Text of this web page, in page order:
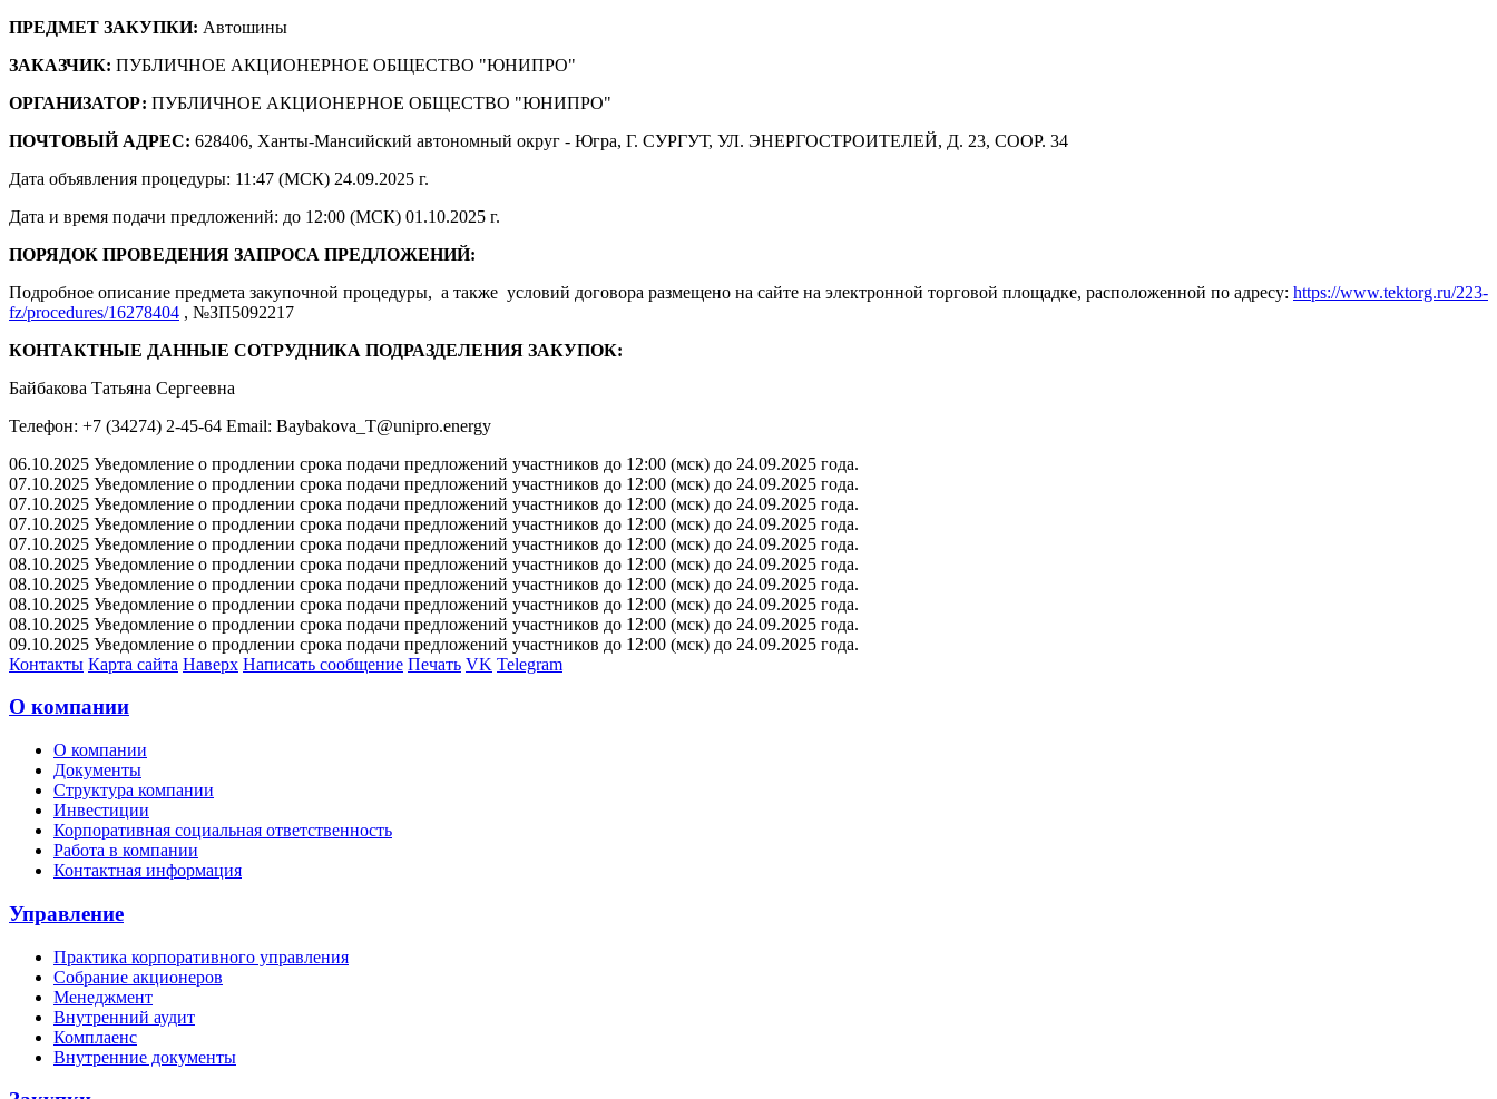
ПРЕДМЕТ ЗАКУПКИ: Автошины
ЗАКАЗЧИК: ПУБЛИЧНОЕ АКЦИОНЕРНОЕ ОБЩЕСТВО "ЮНИПРО"
ОРГАНИЗАТОР: ПУБЛИЧНОЕ АКЦИОНЕРНОЕ ОБЩЕСТВО "ЮНИПРО"
ПОЧТОВЫЙ АДРЕС: 628406, Ханты-Мансийский автономный округ - Югра, Г. СУРГУТ, УЛ. ЭНЕРГОСТРОИТЕЛЕЙ, Д. 23, СООР. 34
Дата объявления процедуры: 11:47 (МСК) 24.09.2025 г.
Дата и время подачи предложений: до 12:00 (МСК) 01.10.2025 г.
ПОРЯДОК ПРОВЕДЕНИЯ ЗАПРОСА ПРЕДЛОЖЕНИЙ:
Подробное описание предмета закупочной процедуры, а также условий договора размещено на сайте на электронной торговой площадке, расположенной по адресу: https://www.tektorg.ru/223-
fz/procedures/16278404 , №ЗП5092217
КОНТАКТНЫЕ ДАННЫЕ СОТРУДНИКА ПОДРАЗДЕЛЕНИЯ ЗАКУПОК:
Байбакова Татьяна Сергеевна
Телефон: +7 (34274) 2-45-64 Email: Baybakova_T@unipro.energy
06.10.2025 Уведомление о продлении срока подачи предложений участников до 12:00 (мск) до 24.09.2025 года.
07.10.2025 Уведомление о продлении срока подачи предложений участников до 12:00 (мск) до 24.09.2025 года.
07.10.2025 Уведомление о продлении срока подачи предложений участников до 12:00 (мск) до 24.09.2025 года.
07.10.2025 Уведомление о продлении срока подачи предложений участников до 12:00 (мск) до 24.09.2025 года.
07.10.2025 Уведомление о продлении срока подачи предложений участников до 12:00 (мск) до 24.09.2025 года.
08.10.2025 Уведомление о продлении срока подачи предложений участников до 12:00 (мск) до 24.09.2025 года.
08.10.2025 Уведомление о продлении срока подачи предложений участников до 12:00 (мск) до 24.09.2025 года.
08.10.2025 Уведомление о продлении срока подачи предложений участников до 12:00 (мск) до 24.09.2025 года.
08.10.2025 Уведомление о продлении срока подачи предложений участников до 12:00 (мск) до 24.09.2025 года.
09.10.2025 Уведомление о продлении срока подачи предложений участников до 12:00 (мск) до 24.09.2025 года.
Контакты Карта сайта Наверх Написать сообщение Печать VK Telegram
О компании
О компании
Документы
Структура компании
Инвестиции
Корпоративная социальная ответственность
Работа в компании
Контактная информация
Управление
Практика корпоративного управления
Собрание акционеров
Менеджмент
Внутренний аудит
Комплаенс
Внутренние документы